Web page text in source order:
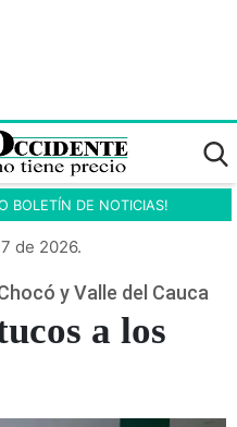
BOLETÍN DE NOTICIAS!
de 2026.
y Valle del Cauca
a los